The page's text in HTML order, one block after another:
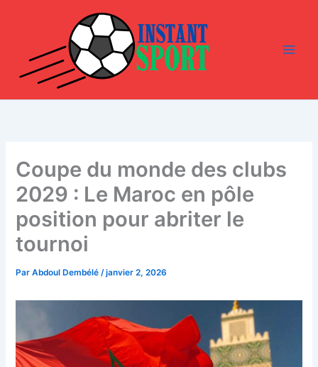
Coupe du monde des clubs
2029 : Le Maroc en pôle
position pour abriter le
tournoi
ParAbdoul Dembélé/janvier 2, 2026